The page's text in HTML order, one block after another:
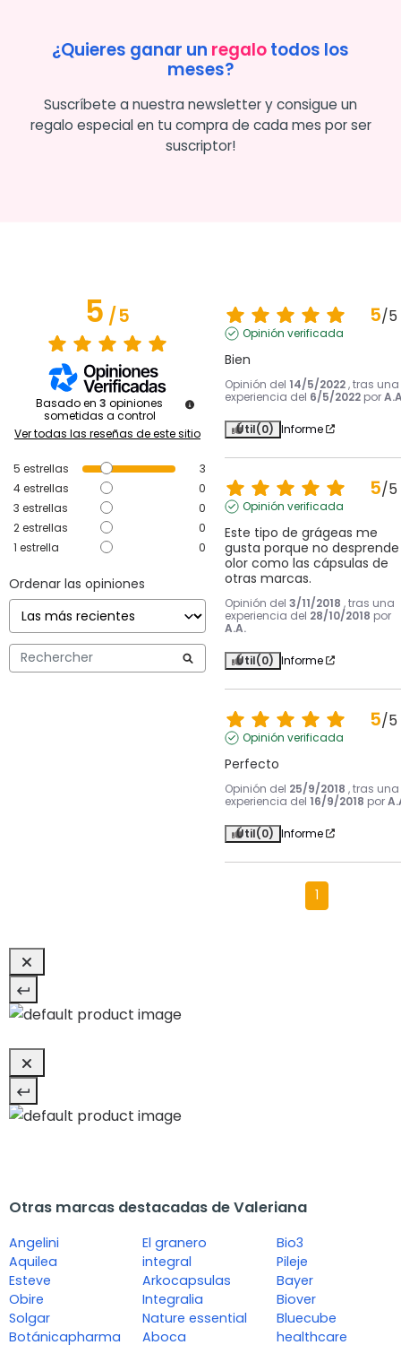
¿Quieres ganar un regalotodos los
meses?
Suscríbete a nuestra newsletter y consigue un
regalo especial en tu compra de cada mes por ser
suscriptor!
5/5
Basado en 3 opiniones
sometidas a control
Ver todas las reseñas de este sitio
5 estrellas
3
4estrellas
0
3 estrellas
0
2estrellas
0
1 estrella 0
Ordenar las opiniones
5/5
Opinión verificada
Bien
Opinión del 14/5/2022 , tras una
experiencia del 6/5/2022 por
Útil(0) Informe
5/5
Opinión verificada
Este tipo de grágeas me
gusta porque no desprende
olor como las cápsulas de
otras marcas.
Opinión del 3/11/2018 , tras una
experiencia del 28/10/2018 por
A.A.
Útil(0) Informe
5/5
Opinión verificada
Perfecto
Opinión del 25/9/2018 , tras una
experiencia del 16/9/2018 por
Útil(0) Informe
1
Otras marcas destacadas de Valeriana
Angelini
Aquilea
Esteve
Obire
Solgar
Botánicapharma
El granero
integral
Arkocapsulas
Integralia
Nature essential
Aboca
Bio3
Pileje
Bayer
Biover
Bluecube
healthcare